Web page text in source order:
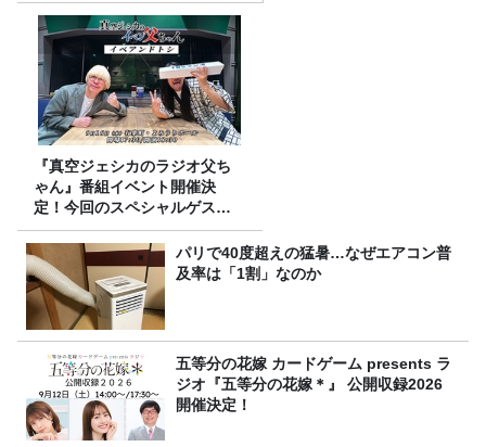
『真空ジェシカのラジオ父ち
ゃん』番組イベント開催決
定！今回のスペシャルゲスト
は、タカアンドトシ！
パリで40度超えの猛暑…なぜエアコン普
及率は「1割」なのか
五等分の花嫁 カードゲーム presents ラ
ジオ『五等分の花嫁＊』 公開収録2026
開催決定！